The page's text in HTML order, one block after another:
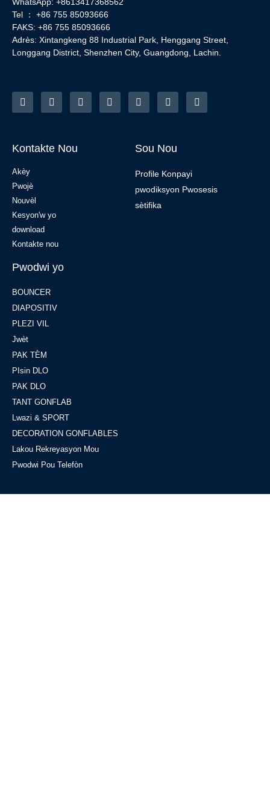
Tel ： +86 755 85093666
FAKS: +86 755 85093666
Adrès: Xintangkeng 88 Industrial Park, Henggang Street,
Longgang District, Shenzhen City, Guangdong, Lachin.
Kontakte Nou
Akèy
Pwojè
Nouvèl
Kesyon'w yo
download
Kontakte nou
Sou Nou
Profile Konpayi
pwodiksyon Pwosesis
sètifika
Pwodwi yo
BOUNCER
DIAPOSITIV
PLEZI VIL
Jwèt
PAK TÈM
PIsin DLO
PAK DLO
TANT GONFLAB
Lwazi & SPORT
DECORATION GONFLABLES
Lakou Rekreyasyon Mou
Pwodwi Pou Telefòn